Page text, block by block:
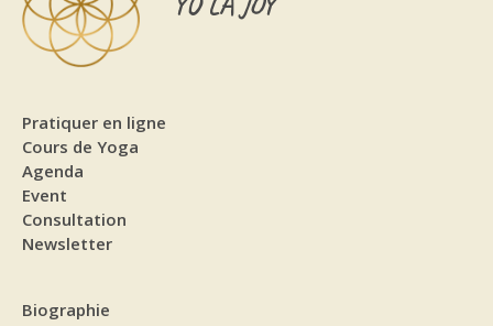
Pratiquer en ligne
Cours de Yoga
Agenda
Event
Consultation
Newsletter
Biographie